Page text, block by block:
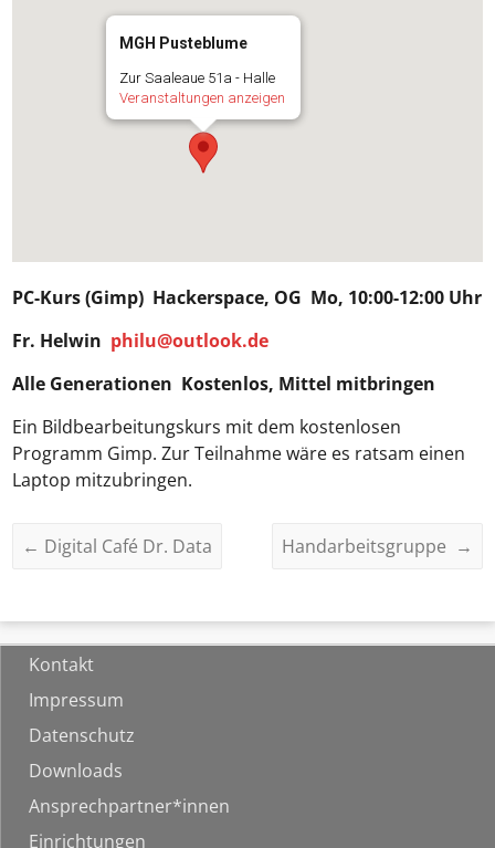
MGH Pusteblume
Zur Saaleaue 51a - Halle
Veranstaltungen anzeigen
PC-Kurs (Gimp) Hackerspace, OG Mo, 10:00-12:00 Uhr
Fr. Helwin philu@outlook.de
Alle Generationen Kostenlos, Mittel mitbringen
Ein Bildbearbeitungskurs mit dem kostenlosen
Programm Gimp. Zur Teilnahme wäre es ratsam einen
Laptop mitzubringen.
← Digital Café Dr. Data Handarbeitsgruppe →
Kontakt
Impressum
Datenschutz
Downloads
Ansprechpartner*innen
Einrichtungen